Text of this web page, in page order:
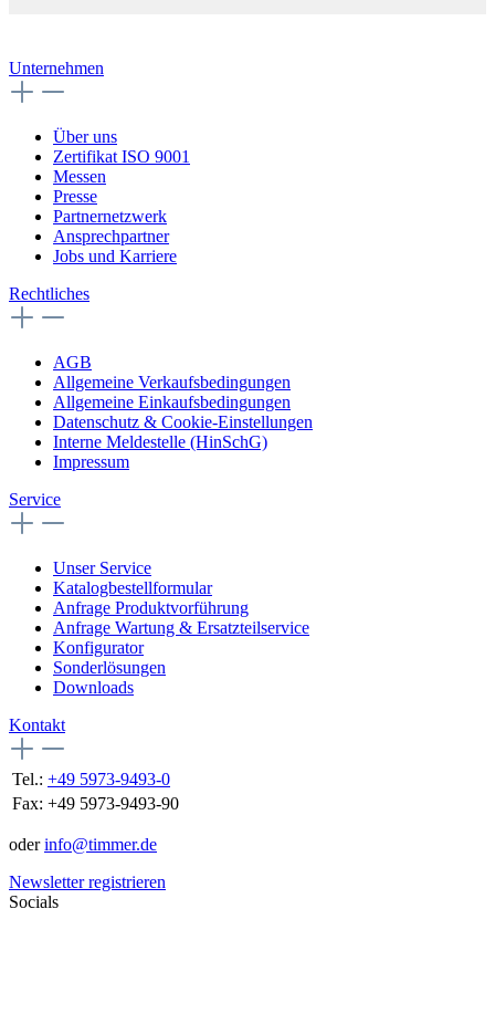
Unternehmen
Über uns
Zertifikat ISO 9001
Messen
Presse
Partnernetzwerk
Ansprechpartner
Jobs und Karriere
Rechtliches
AGB
Allgemeine Verkaufsbedingungen
Allgemeine Einkaufsbedingungen
Datenschutz & Cookie-Einstellungen
Interne Meldestelle (HinSchG)
Impressum
Service
Unser Service
Katalogbestellformular
Anfrage Produktvorführung
Anfrage Wartung & Ersatzteilservice
Konfigurator
Sonderlösungen
Downloads
Kontakt
Tel.: +49 5973-9493-0
Fax: +49 5973-9493-90
oderinfo@timmer.de
Newsletter registrieren
Socials